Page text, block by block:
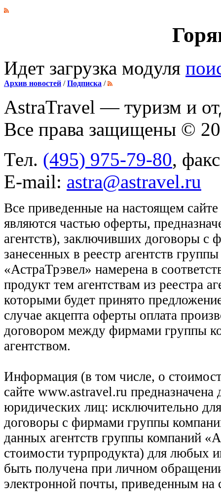
Идет загрузка модуля
Архив новостей /Подписка /
AstraTravel — туризм и
Все права защищены ©
Тел. (495) 975-79-80,
E-mail: astra@astravel.ru
Все приведенные на настоящем
являются частью оферты,
агентств), заключивших договоры
занесенных в реестр агентств
«АстраТрэвел» намерена в
продукт тем агентствам из реестра
которыми будет принято
случае акцепта оферты оплата
договором между фирмами группы
агентством.
Информация (в том числе, о
сайте www.astravel.ru предназначена
юридических лиц: исключительно
договоры с фирмами группы
данных агентств группы компаний
стоимости турпродукта) для любых
быть получена при личном
электронной почты, приведенным на